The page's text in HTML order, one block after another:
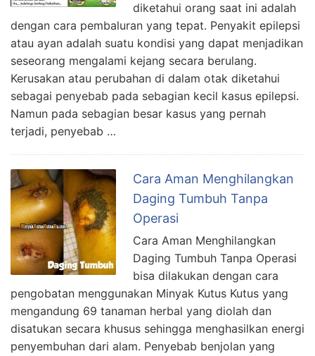
diketahui orang saat ini adalah
dengan cara pembaluran yang tepat. Penyakit epilepsi
atau ayan adalah suatu kondisi yang dapat menjadikan
seseorang mengalami kejang secara berulang.
Kerusakan atau perubahan di dalam otak diketahui
sebagai penyebab pada sebagian kecil kasus epilepsi.
Namun pada sebagian besar kasus yang pernah
terjadi, penyebab …
Cara Aman Menghilangkan
Daging Tumbuh Tanpa
Operasi
Cara Aman Menghilangkan
Daging Tumbuh Tanpa Operasi
bisa dilakukan dengan cara
pengobatan menggunakan Minyak Kutus Kutus yang
mengandung 69 tanaman herbal yang diolah dan
disatukan secara khusus sehingga menghasilkan energi
penyembuhan dari alam. Penyebab benjolan yang